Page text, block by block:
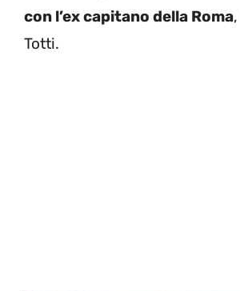
con l’ex capitano della Roma
Totti.